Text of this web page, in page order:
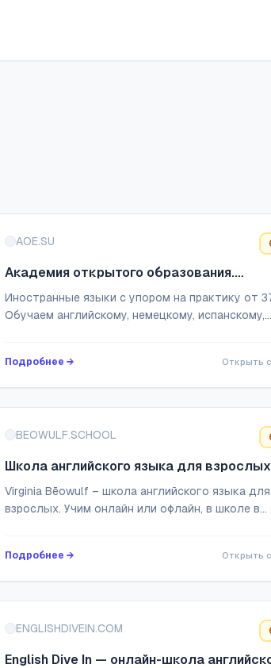
AOE.SU
Академия открытого образования.
Языковая школа в Абакане
Иностранные языки с упором на практику от
Обучаем английскому, немецкому, испанскому,
Подробнее → Открыть
BEOWULF.SCHOOL
Школа английского языка для
офлайн и онлайн | Virginia Bēowulf
Virginia Bēowulf – школа английского языка для
взрослых. Учим онлайн или офлайн, в школе в
Подробнее → Открыть
ENGLISHDIVEIN.COM
English Dive In — онлайн-школа